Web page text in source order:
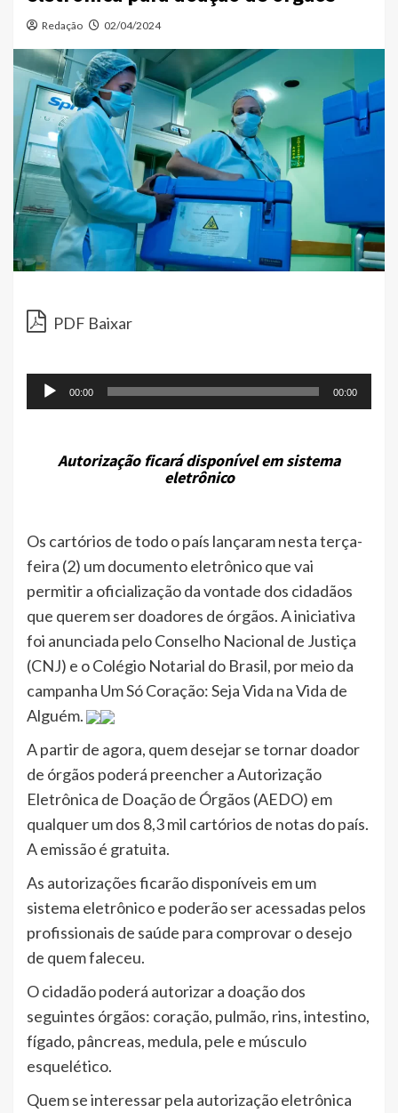
Redação 02/04/2024
PDF Baixar
00:00 00:00
Autorização ficará disponível em sistema
eletrônico
Os cartórios de todo o país lançaram nesta terça-
feira (2) um documento eletrônico que vai
permitir a oficialização da vontade dos cidadãos
que querem ser doadores de órgãos. A iniciativa
foi anunciada pelo Conselho Nacional de Justiça
(CNJ) e o Colégio Notarial do Brasil, por meio da
campanha Um Só Coração: Seja Vida na Vida de
Alguém.
A partir de agora, quem desejar se tornar doador
de órgãos poderá preencher a Autorização
Eletrônica de Doação de Órgãos (AEDO) em
qualquer um dos 8,3 mil cartórios de notas do país.
A emissão é gratuita.
As autorizações ficarão disponíveis em um
sistema eletrônico e poderão ser acessadas pelos
profissionais de saúde para comprovar o desejo
de quem faleceu.
O cidadão poderá autorizar a doação dos
seguintes órgãos: coração, pulmão, rins, intestino,
fígado, pâncreas, medula, pele e músculo
esquelético.
Quem se interessar pela autorização eletrônica